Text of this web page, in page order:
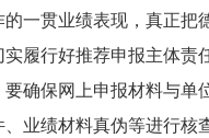
一贯业绩表现，真正把
实履行好推荐申报主体
确保网上申报材料与
业绩材料真伪等进行核